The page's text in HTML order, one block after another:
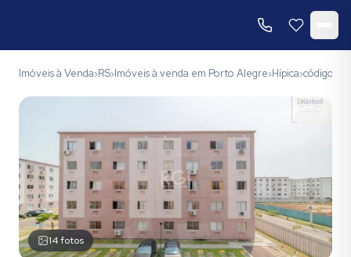
Imóveis à Venda›RS›Imóveis à venda em Porto Alegre›Hípica›código
14fotos